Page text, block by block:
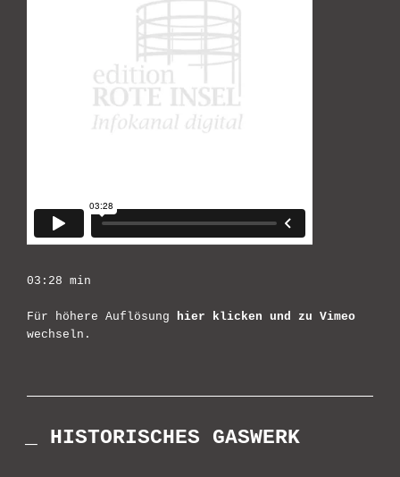
03:28 min
Für höhere Auflösung hier klicken und zu Vimeo
wechseln.
_ HISTORISCHES GASWERK